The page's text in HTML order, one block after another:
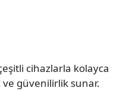
cihazlarla kolayca
ve güvenilirlik sunar.